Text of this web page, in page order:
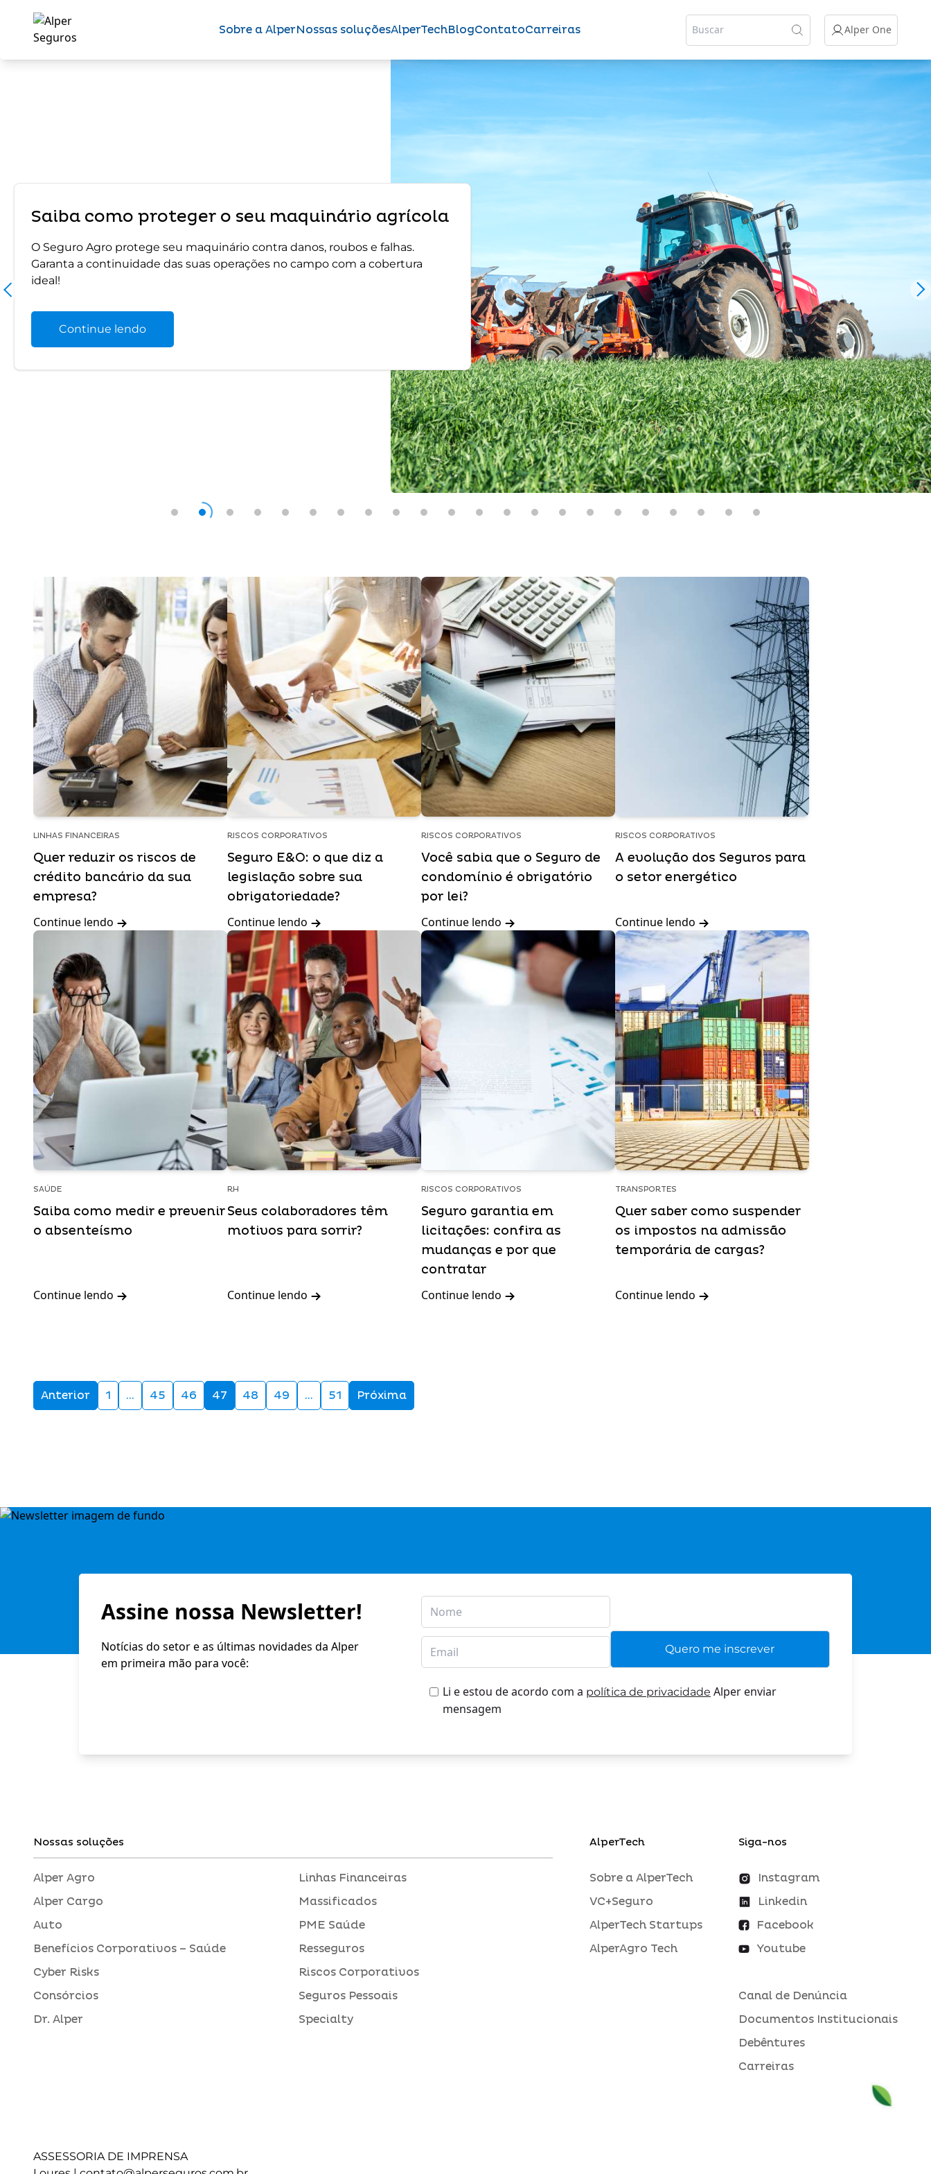
Sobre a AlperNossas soluçõesAlperTechBlogContatoCarreiras Alper One
Saiba como proteger o seu maquinário agrícola
O Seguro Agro protege seu maquinário contra danos, roubos e falhas.
Garanta a continuidade das suas operações no campo com a cobertura
ideal!
Continue lendo
LINHAS FINANCEIRAS
Quer reduzir os riscos de
crédito bancário da sua
empresa?
Continue lendo
RISCOS CORPORATIVOS
Seguro E&O: o que diz a
legislação sobre sua
obrigatoriedade?
Continue lendo
RISCOS CORPORATIVOS
Você sabia que o Seguro de
condomínio é obrigatório
por lei?
Continue lendo
RISCOS CORPORATIVOS
A evolução dos Seguros para
o setor energético
Continue lendo
SAÚDE
Saiba como medir e prevenir
o absenteísmo
Continue lendo
RH
Seus colaboradores têm
motivos para sorrir?
Continue lendo
RISCOS CORPORATIVOS
Seguro garantia em
licitações: confira as
mudanças e por que
contratar
Continue lendo
TRANSPORTES
Quer saber como suspender
os impostos na admissão
temporária de cargas?
Continue lendo
Anterior 1 … 45 46 47 48 49 … 51 Próxima
Assine nossa Newsletter!
Notícias do setor e as últimas novidades da Alper
em primeira mão para você:
Li e estou de acordo com a política de privacidade Alper enviar
mensagem
Nossas soluções
Alper Agro
Alper Cargo
Auto
Benefícios Corporativos – Saúde
Cyber Risks
Consórcios
Dr. Alper
Linhas Financeiras
Massificados
PME Saúde
Resseguros
Riscos Corporativos
Seguros Pessoais
Specialty
AlperTech
Sobre a AlperTech
VC+Seguro
AlperTech Startups
AlperAgro Tech
Siga-nos
Instagram
Linkedin
Facebook
Youtube
Canal de Denúncia
Documentos Institucionais
Debêntures
Carreiras
ASSESSORIA DE IMPRENSA